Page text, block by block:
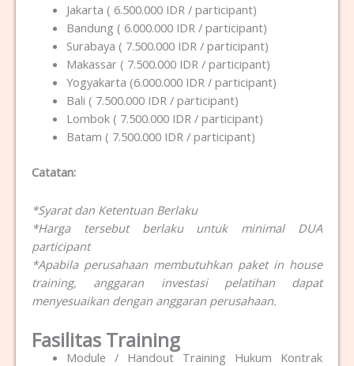
Jakarta ( 6.500.000 IDR / participant)
Bandung ( 6.000.000 IDR / participant)
Surabaya ( 7.500.000 IDR / participant)
Makassar ( 7.500.000 IDR / participant)
Yogyakarta (6.000.000 IDR / participant)
Bali ( 7.500.000 IDR / participant)
Lombok ( 7.500.000 IDR / participant)
Batam ( 7.500.000 IDR / participant)
Catatan:
*Syarat dan Ketentuan Berlaku
*Harga tersebut berlaku untuk minimal DUA
participant
*Apabila perusahaan membutuhkan paket in house
training, anggaran investasi pelatihan dapat
menyesuaikan dengan anggaran perusahaan.
Fasilitas Training
Module / Handout Training Hukum Kontrak